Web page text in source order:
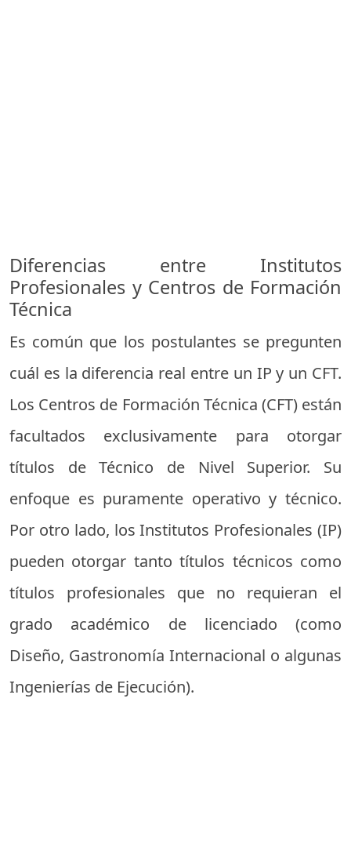
Diferencias entre Institutos
Profesionales y Centros de Formación
Técnica
Es común que los postulantes se pregunten
cuál es la diferencia real entre un IP y un CFT.
Los Centros de Formación Técnica (CFT) están
facultados exclusivamente para otorgar
títulos de Técnico de Nivel Superior. Su
enfoque es puramente operativo y técnico.
Por otro lado, los Institutos Profesionales (IP)
pueden otorgar tanto títulos técnicos como
títulos profesionales que no requieran el
grado académico de licenciado (como
Diseño, Gastronomía Internacional o algunas
Ingenierías de Ejecución).